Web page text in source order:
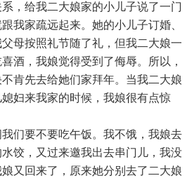
，给我二大娘家的小儿子说了一门
我家疏远起来。她的小儿子订婚、
母按照礼节随了礼，但我二大娘一
酒，我娘觉得受到了侮辱。所以，
肯先去给她们家拜年。当我二大娘
妇来我家的时候，我娘很有点惊
们要不要吃午饭。我不饿，我娘去
饺，又过来邀我出去串门儿，我没
又回来了，原来她分别去了二大娘